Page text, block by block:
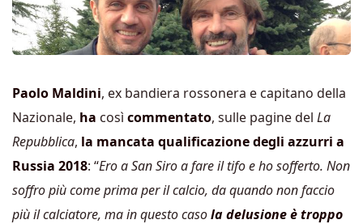
Paolo Maldini, ex bandiera rossonera e capitano della
Nazionale, ha così commentato, sulle pagine del La
Repubblica, la mancata qualificazione degli azzurri a
Russia 2018: “Ero a San Siro a fare il tifo e ho sofferto. Non
soffro più come prima per il calcio, da quando non faccio
più il calciatore, ma in questo casola delusione è troppo